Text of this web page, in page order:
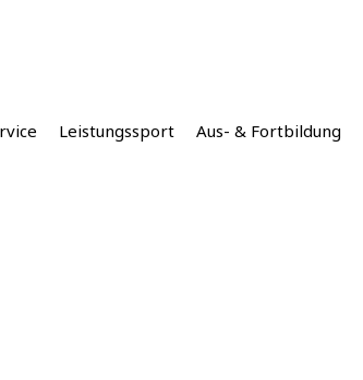
Leistungssport Aus- & Fortbildung